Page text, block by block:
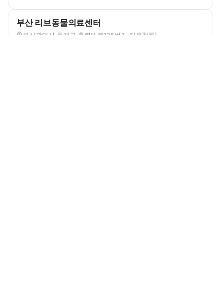
부산 리브동물의료센터
부산광역시 동래구 충렬대로125번길 6(온천동)